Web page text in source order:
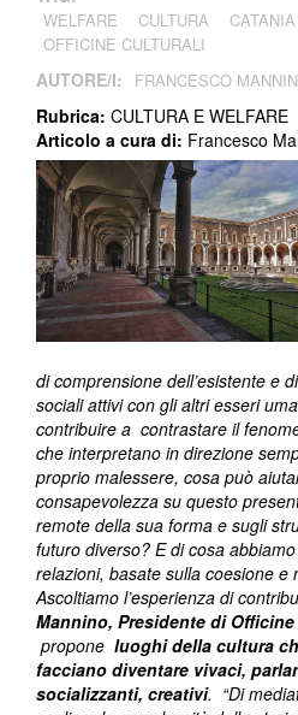
WELFARE CULTURA CATANIA
OFFICINE CULTURALI
AUTORE/I: FRANCESCO
Rubrica: CULTURA E WELFARE
Articolo a cura di: Francesco
di comprensione dell’esistente e
sociali attivi con gli altri esseri
contribuire a contrastare il
che interpretano in direzione
proprio malessere, cosa può
consapevolezza su questo
remote della sua forma e sugli
futuro diverso? E di cosa
relazioni, basate sulla coesione e
Ascoltiamo l’esperienza di
Mannino, Presidente di
propone luoghi della cultura
facciano diventare vivaci,
socializzanti, creativi. “Di